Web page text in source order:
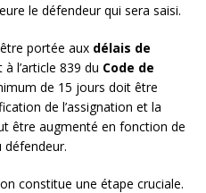
le défendeur qui sera saisi.
portée aux délais de
l’article 839 du Code de
de 15 jours doit être
de l’assignation et la
être augmenté en fonction de
défendeur.
constitue une étape cruciale.